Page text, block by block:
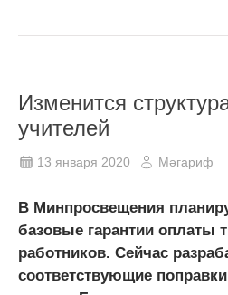
Изменится
учителей
13 января 2020 Мәгариф
В Минпросвещения
базовые гарантии оплаты
работников. Сейчас
соответствующие